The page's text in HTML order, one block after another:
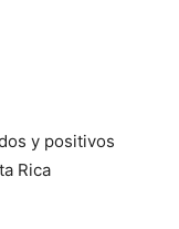
y positivos
Rica